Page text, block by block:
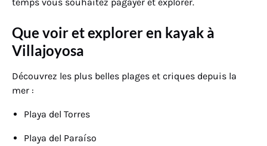
Que voir et explorer en kayak à
Villajoyosa
Découvrez les plus belles plages et criques depuis la
mer :
Playa del Torres
Playa del Paraíso